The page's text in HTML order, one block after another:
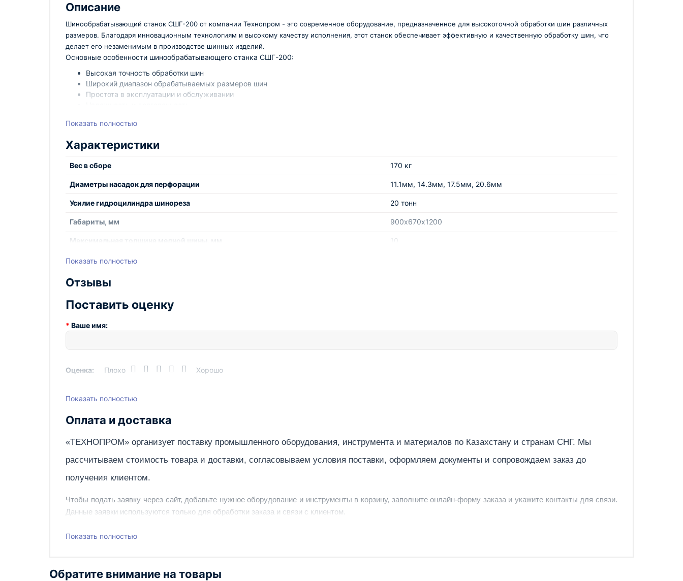
Описание
Шинообрабатывающий станок СШГ-200 от компании Технопром - это современное оборудование, предназначенное для высокоточной обработки шин различных
размеров. Благодаря инновационным технологиям и высокому качеству исполнения, этот станок обеспечивает эффективную и качественную обработку шин, что
делает его незаменимым в производстве шинных изделий.
Основные особенности шинообрабатывающего станка СШГ-200:
Высокая точность обработки шин
Широкий диапазон обрабатываемых размеров шин
Простота в эксплуатации и обслуживании
Шинообрабатывающий станок СШГ-200 от Технопром - это надежное оборудование, которое позволит вам значительно увеличить производительность и
Показать полностью
Характеристики
Вес в сборе 170 кг
Диаметры насадок для перфорации 11.1мм, 14.3мм, 17.5мм, 20.6мм
Усилие гидроцилиндра шинореза 20 тонн
Габариты, мм 900х670х1200
Максимальная толщина медной шины, мм 10
Максимальная ширина шины (шиногиб)
Максимальная ширина шины (шинорез), мм
Показать полностью
Отзывы
Поставить оценку
Ваше имя:
Оценка: Плохо Хорошо
Написать отзыв
Показать полностью
Оплата и доставка
«ТЕХНОПРОМ» организует поставку промышленного оборудования, инструмента и материалов по Казахстану и странам СНГ. Мы
рассчитываем стоимость товара и доставки, согласовываем условия поставки, оформляем документы и сопровождаем заказ до
получения клиентом.
Чтобы подать заявку через сайт, добавьте нужное оборудование и инструменты в корзину, заполните онлайн-форму заказа и укажите контакты для связи.
Данные заявки используются только для обработки заказа и связи с клиентом.
Наш сотрудник свяжется с вами, чтобы подтвердить заявку, уточнить детали, рассчитать стоимость поставки и предложить удобный вариант доставки.
Показать полностью
Обратите внимание на товары